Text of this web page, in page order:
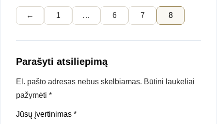
← 1 … 6 7 8
Parašyti atsiliepimą
El. pašto adresas nebus skelbiamas. Būtini laukeliai
pažymėti *
Jūsų įvertinimas *